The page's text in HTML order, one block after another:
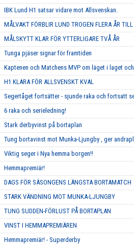
IBK Lund H1 satsar vidare mot Allsvenskan.
MÅLVAKT FÖRBLIR LUND TROGEN FLERA ÅR TILL
MÅLSKYTT KLAR FÖR YTTERLIGARE TVÅ ÅR
Tunga pjäser signar för framtiden
Kaptenen och Matchens MVP om läget i laget
H1 KLARA FÖR ALLSVENSKT KVAL
Segertåget fortsätter - sjunde raka och fortsatt
6 raka och serieledning!
Stark derbyvinst på bortaplan
Tung bortavinst mot Munka-Ljungby , ger
Viktig seger i Nya hemma borgen!!
Hemmapremiär!
DAGS FÖR SÄSONGENS LÄNGSTA BORTAMATCH
STARK VÄNDNING MOT MUNKA-LJUNGBY
TUNG SUDDEN-FÖRLUST PÅ BORTAPLAN
VINST I HEMMAPREMIÄREN
Hemmapremiär! - Superderby